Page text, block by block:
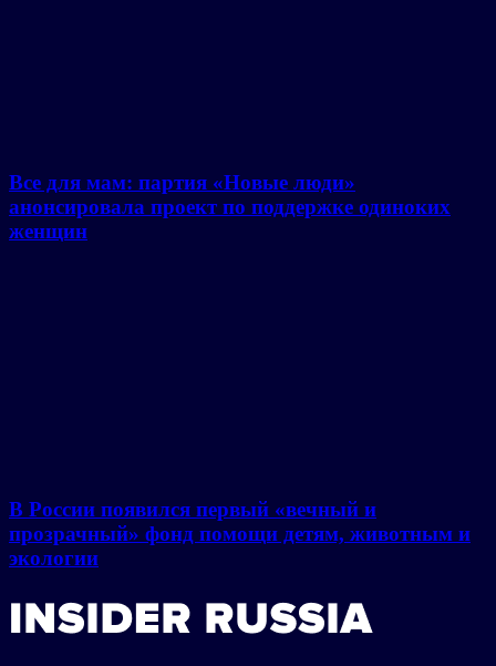
Все для мам: партия «Новые люди»
анонсировала проект по поддержке одиноких
женщин
В России появился первый «вечный и
прозрачный» фонд помощи детям, животным и
экологии